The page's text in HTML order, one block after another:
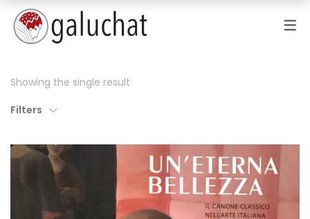
Showing the single result
Filters